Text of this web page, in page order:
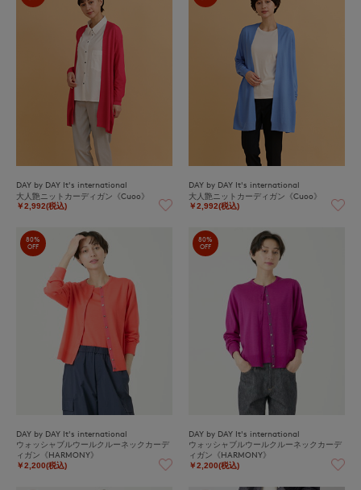
DAY by DAY It's international
大人艶ニットカーディガン《Cuoo》
￥2,992(税込)
DAY by DAY It's international
大人艶ニットカーディガン《Cuoo》
￥2,992(税込)
80%
OFF
DAY by DAY It's international
ウォッシャブルウールクルーネックカーデ
ィガン《HARMONY》
￥2,200(税込)
80%
OFF
DAY by DAY It's international
ウォッシャブルウールクルーネックカーデ
ィガン《HARMONY》
￥2,200(税込)